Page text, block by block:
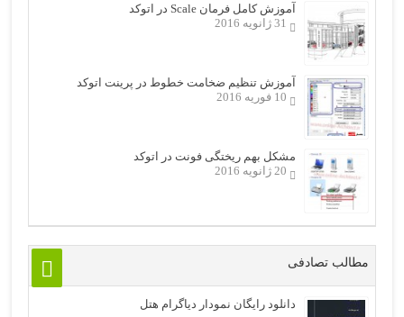
آموزش کامل فرمان Scale در اتوکد
31 ژانویه 2016
آموزش تنظیم ضخامت خطوط در پرینت اتوکد
10 فوریه 2016
مشکل بهم ریختگی فونت در اتوکد
20 ژانویه 2016
مطالب تصادفی
دانلود رایگان نمودار دیاگرام هتل